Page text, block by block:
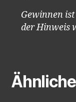
Gewinnen
der Hinweis